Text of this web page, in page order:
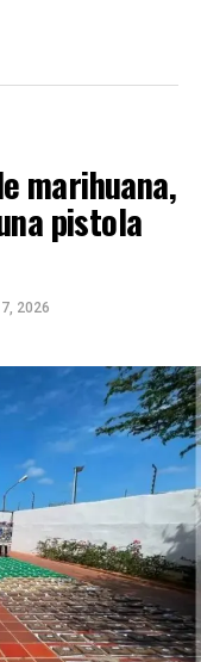
marihuana,
pistola
2026